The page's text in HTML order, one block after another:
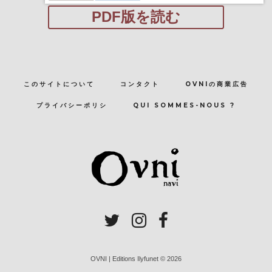
PDF版を読む
このサイトについて コンタクト OVNIの商業広告
プライバシーポリシ QUI SOMMES-NOUS ?
OVNI | Editions Ilyfunet © 2026